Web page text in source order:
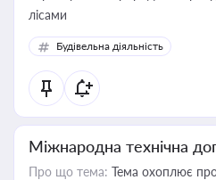
лісами
Будівельна діяльність
Міжнародна технічна
Про що тема: Тема охоплює